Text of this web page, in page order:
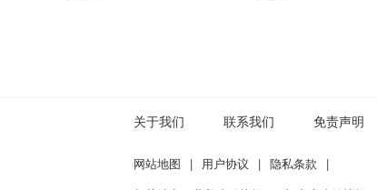
关于我们 联系我们 免责声明
网站地图 | 用户协议 | 隐私条款
|